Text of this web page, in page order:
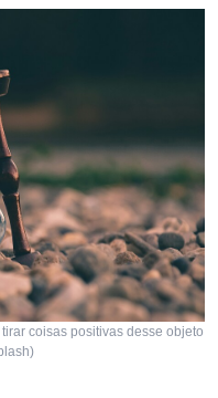
coisas positivas desse objeto